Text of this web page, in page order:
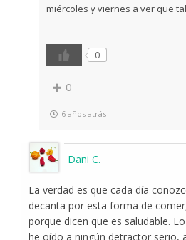
miércoles y viernes a ver que
0
0
6 años atrás
Dani C.
La verdad es que cada día
decanta por esta forma de
porque dicen que es saludable.
he oído a ningún detractor serio,